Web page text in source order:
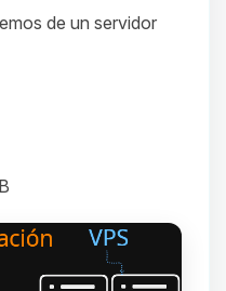
de un servidor